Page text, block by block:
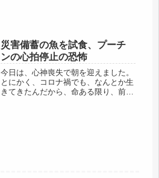
災害備蓄の魚を試食、プーチ
ンの心拍停止の恐怖
今日は、心神喪失で朝を迎えました。
とにかく、コロナ禍でも、なんとか生
きてきたんだから、命ある限り、前向